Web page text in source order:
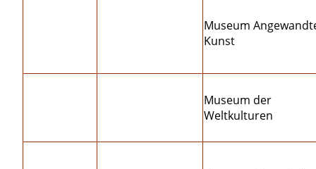
Museum
Kunst
Museum der
Weltkulturen